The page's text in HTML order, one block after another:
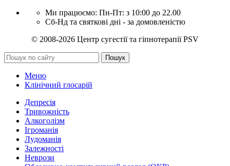
Ми працюємо: Пн-Пт: з 10:00 до 22.00
Сб-Нд та святкові дні - за домовленістю
© 2008-2026 Центр сугестії та гіпнотерапії PSV
Пошук
Меню
Клінічний глосарій
Депресія
Тривожність
Алкоголізм
Ігроманія
Лудоманія
Залежності
Неврози